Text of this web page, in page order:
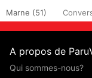
Marne (51)
A propos de
Qui sommes-nous?